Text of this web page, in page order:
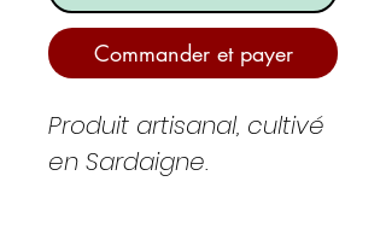
Commander et payer
Produit artisanal, cultivé
en Sardaigne.